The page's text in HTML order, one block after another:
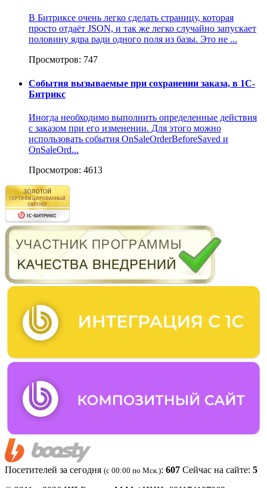
В Битриксе очень легко сделать страницу, которая
просто отдаёт JSON, и так же легко случайно запускает
половину ядра ради одного поля из базы. Это не ...
Просмотров: 747
События вызываемые при сохранении заказа, в 1С-
Битрикс
Иногда необходимо выполнить определенные действия
с заказом при его изменении. Для этого можно
использовать события OnSaleOrderBeforeSaved и
OnSaleOrd...
Просмотров: 4613
Посетителей за сегодня (c 00:00 по Мск.): 607 Сейчас на сайте: 5